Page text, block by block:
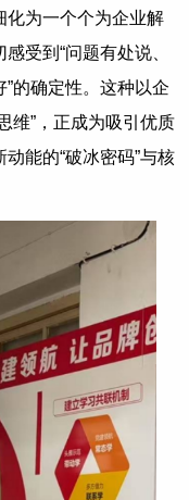
化为一个个为企业解
受到“问题有处说、
的确定性。这种以企
维”，正成为吸引优质
能的“破冰密码”与核